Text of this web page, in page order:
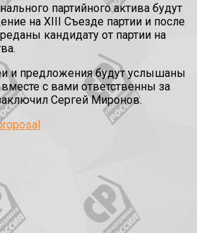
партийного актива будут
на XIII Съезде партии и после
кандидату от партии на
и предложения будут услышаны
с вами ответственны за
Сергей Миронов.